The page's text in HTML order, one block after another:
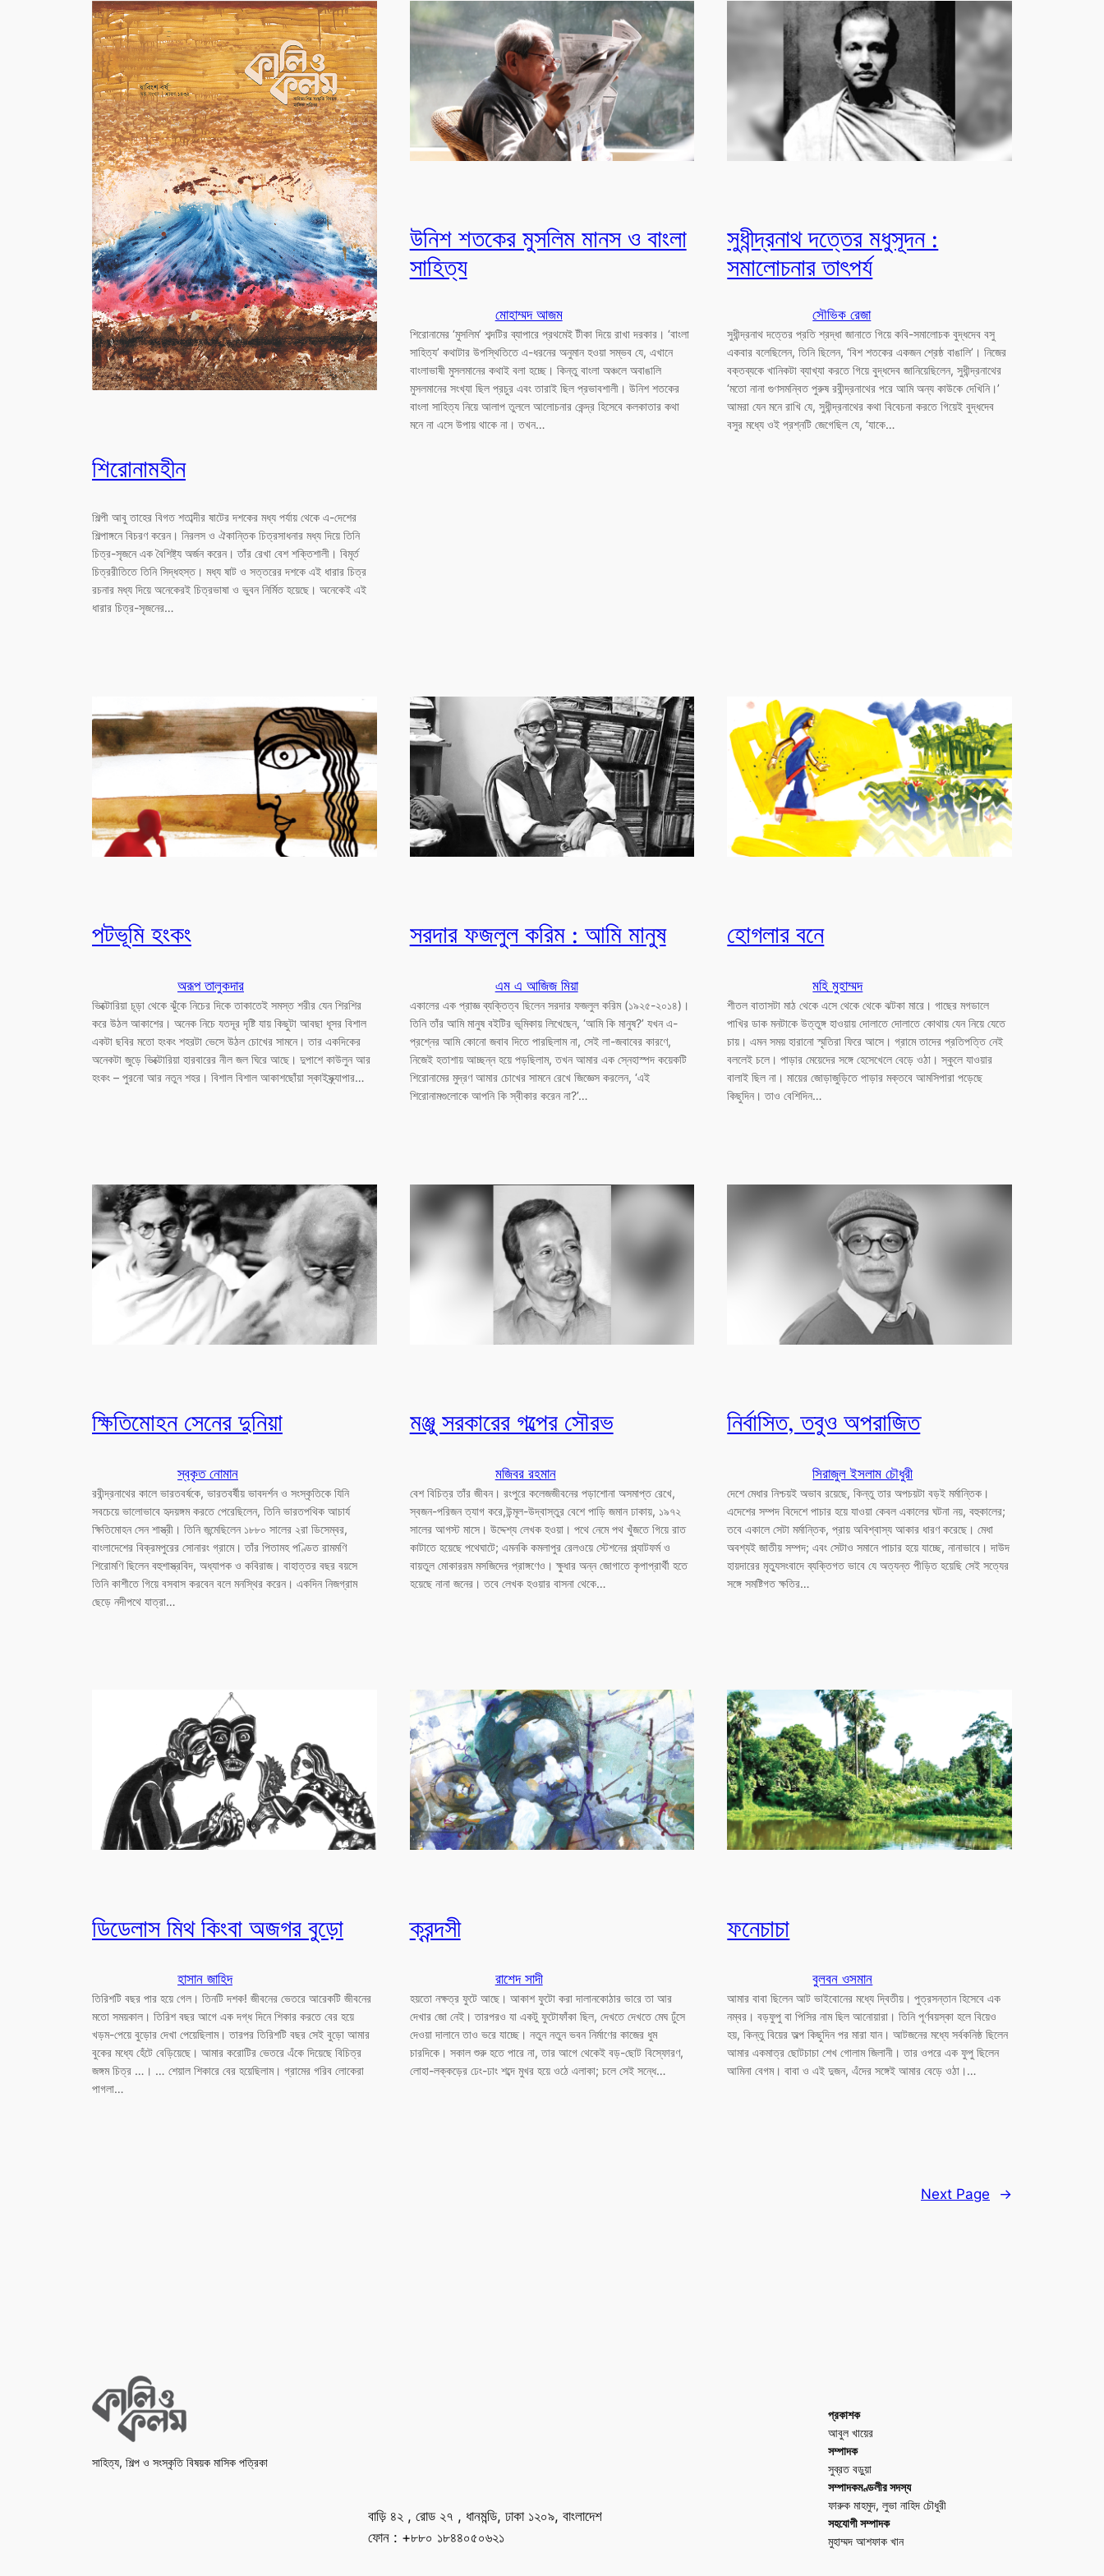
শিরোনামহীন
শিল্পী আবু তাহের বিগত শতাব্দীর ষাটের দশকের মধ্য পর্যায় থেকে এ-দেশের
শিল্পাঙ্গনে বিচরণ করেন। নিরলস ও ঐকান্তিক চিত্রসাধনার মধ্য দিয়ে তিনি
চিত্র-সৃজনে এক বৈশিষ্ট্য অর্জন করেন। তাঁর রেখা বেশ শক্তিশালী। বিমূর্ত
চিত্ররীতিতে তিনি সিদ্ধহস্ত। মধ্য ষাট ও সত্তরের দশকে এই ধারার চিত্র
রচনার মধ্য দিয়ে অনেকেরই চিত্রভাষা ও ভুবন নির্মিত হয়েছে। অনেকেই এই
ধারার চিত্র-সৃজনের…
উনিশ শতকের মুসলিম মানস ও বাংলা
সাহিত্য
মোহাম্মদ আজম
শিরোনামের ‘মুসলিম’ শব্দটির ব্যাপারে প্রথমেই টীকা দিয়ে রাখা দরকার। ‘বাংলা
সাহিত্য’ কথাটার উপস্থিতিতে এ-ধরনের অনুমান হওয়া সম্ভব যে, এখানে
বাংলাভাষী মুসলমানের কথাই বলা হচ্ছে। কিন্তু বাংলা অঞ্চলে অবাঙালি
মুসলমানের সংখ্যা ছিল প্রচুর এবং তারাই ছিল প্রভাবশালী। উনিশ শতকের
বাংলা সাহিত্য নিয়ে আলাপ তুললে আলোচনার কেন্দ্র হিসেবে কলকাতার কথা
মনে না এসে উপায় থাকে না। তখন…
সুধীন্দ্রনাথ দত্তের মধুসূদন :
সমালোচনার তাৎপর্য
সৌভিক রেজা
সুধীন্দ্রনাথ দত্তের প্রতি শ্রদ্ধা জানাতে গিয়ে কবি-সমালোচক বুদ্ধদেব বসু
একবার বলেছিলেন, তিনি ছিলেন, ‘বিশ শতকের একজন শ্রেষ্ঠ বাঙালি’। নিজের
বক্তব্যকে খানিকটা ব্যাখ্যা করতে গিয়ে বুদ্ধদেব জানিয়েছিলেন, সুধীন্দ্রনাথের
‘মতো নানা গুণসমন্বিত পুরুষ রবীন্দ্রনাথের পরে আমি অন্য কাউকে দেখিনি।’
আমরা যেন মনে রাখি যে, সুধীন্দ্রনাথের কথা বিবেচনা করতে গিয়েই বুদ্ধদেব
বসুর মধ্যে ওই প্রশ্নটি জেগেছিল যে, ‘যাকে…
পটভূমি হংকং
অরূপ তালুকদার
ভিক্টোরিয়া চূড়া থেকে ঝুঁকে নিচের দিকে তাকাতেই সমস্ত শরীর যেন শিরশির
করে উঠল আকাশের। অনেক নিচে যতদূর দৃষ্টি যায় কিছুটা আবছা ধূসর বিশাল
একটা ছবির মতো হংকং শহরটা ভেসে উঠল চোখের সামনে। তার একদিকের
অনেকটা জুড়ে ভিক্টোরিয়া হারবারের নীল জল ঘিরে আছে। দুপাশে কাউলুন আর
হংকং – পুরনো আর নতুন শহর। বিশাল বিশাল আকাশছোঁয়া স্কাইস্ক্র্যাপার…
সরদার ফজলুল করিম : আমি মানুষ
এম এ আজিজ মিয়া
একালের এক প্রাজ্ঞ ব্যক্তিত্ব ছিলেন সরদার ফজলুল করিম (১৯২৫-২০১৪)।
তিনি তাঁর আমি মানুষ বইটির ভূমিকায় লিখেছেন, ‘আমি কি মানুষ?’ যখন এ-
প্রশ্নের আমি কোনো জবাব দিতে পারছিলাম না, সেই লা-জবাবের কারণে,
নিজেই হতাশায় আচ্ছন্ন হয়ে পড়ছিলাম, তখন আমার এক স্নেহাস্পদ কয়েকটি
শিরোনামের মুদ্রণ আমার চোখের সামনে রেখে জিজ্ঞেস করলেন, ‘এই
শিরোনামগুলোকে আপনি কি স্বীকার করেন না?’…
হোগলার বনে
মহি মুহাম্মদ
শীতল বাতাসটা মাঠ থেকে এসে থেকে থেকে ঝটকা মারে। গাছের মগডালে
পাখির ডাক মনটাকে উত্তুঙ্গ হাওয়ায় দোলাতে দোলাতে কোথায় যেন নিয়ে যেতে
চায়। এমন সময় হারানো স্মৃতিরা ফিরে আসে। গ্রামে তাদের প্রতিপত্তি নেই
বললেই চলে। পাড়ার মেয়েদের সঙ্গে হেসেখেলে বেড়ে ওঠা। স্কুলে যাওয়ার
বালাই ছিল না। মায়ের জোড়াজুড়িতে পাড়ার মক্তবে আমসিপারা পড়েছে
কিছুদিন। তাও বেশিদিন…
ক্ষিতিমোহন সেনের দুনিয়া
স্বকৃত নোমান
রবীন্দ্রনাথের কালে ভারতবর্ষকে, ভারতবর্ষীয় ভাবদর্শন ও সংস্কৃতিকে যিনি
সবচেয়ে ভালোভাবে হৃদয়ঙ্গম করতে পেরেছিলেন, তিনি ভারতপথিক আচার্য
ক্ষিতিমোহন সেন শাস্ত্রী। তিনি জন্মেছিলেন ১৮৮০ সালের ২রা ডিসেম্বর,
বাংলাদেশের বিক্রমপুরের সোনারং গ্রামে। তাঁর পিতামহ পণ্ডিত রামমণি
শিরোমণি ছিলেন বহুশাস্ত্রবিদ, অধ্যাপক ও কবিরাজ। বাহাত্তর বছর বয়সে
তিনি কাশীতে গিয়ে বসবাস করবেন বলে মনস্থির করেন। একদিন নিজগ্রাম
ছেড়ে নদীপথে যাত্রা…
মঞ্জু সরকারের গল্পের সৌরভ
মজিবর রহমান
বেশ বিচিত্র তাঁর জীবন। রংপুরে কলেজজীবনের পড়াশোনা অসমাপ্ত রেখে,
স্বজন-পরিজন ত্যাগ করে,উন্মূল-উদ্বাস্তুর বেশে পাড়ি জমান ঢাকায়, ১৯৭২
সালের আগস্ট মাসে। উদ্দেশ্য লেখক হওয়া। পথে নেমে পথ খুঁজতে গিয়ে রাত
কাটাতে হয়েছে পথেঘাটে; এমনকি কমলাপুর রেলওয়ে স্টেশনের প্ল্যাটফর্ম ও
বায়তুল মোকাররম মসজিদের প্রাঙ্গণেও। ক্ষুধার অন্ন জোগাতে কৃপাপ্রার্থী হতে
হয়েছে নানা জনের। তবে লেখক হওয়ার বাসনা থেকে…
নির্বাসিত, তবুও অপরাজিত
সিরাজুল ইসলাম চৌধুরী
দেশে মেধার নিশ্চয়ই অভাব রয়েছে, কিন্তু তার অপচয়টা বড়ই মর্মান্তিক।
এদেশের সম্পদ বিদেশে পাচার হয়ে যাওয়া কেবল একালের ঘটনা নয়, বহুকালের;
তবে একালে সেটা মর্মান্তিক, প্রায় অবিশ্বাস্য আকার ধারণ করেছে। মেধা
অবশ্যই জাতীয় সম্পদ; এবং সেটাও সমানে পাচার হয়ে যাচ্ছে, নানাভাবে। দাউদ
হায়দারের মৃত্যুসংবাদে ব্যক্তিগত ভাবে যে অত্যন্ত পীড়িত হয়েছি সেই সত্যের
সঙ্গে সমষ্টিগত ক্ষতির…
ডিডেলাস মিথ কিংবা অজগর বুড়ো
হাসান জাহিদ
তিরিশটি বছর পার হয়ে গেল। তিনটি দশক! জীবনের ভেতরে আরেকটি জীবনের
মতো সময়কাল। তিরিশ বছর আগে এক দগ্ধ দিনে শিকার করতে বের হয়ে
খড়ম-পেয়ে বুড়োর দেখা পেয়েছিলাম। তারপর তিরিশটি বছর সেই বুড়ো আমার
বুকের মধ্যে হেঁটে বেড়িয়েছে। আমার করোটির ভেতরে এঁকে দিয়েছে বিচিত্র
জঙ্গম চিত্র …। … শেয়াল শিকারে বের হয়েছিলাম। গ্রামের গরিব লোকেরা
পাগলা…
ক্রন্দসী
রাশেদ সাদী
হয়তো নক্ষত্র ফুটে আছে। আকাশ ফুটো করা দালানকোঠার ভারে তা আর
দেখার জো নেই। তারপরও যা একটু ফুটোফাঁকা ছিল, দেখতে দেখতে মেঘ ঢুঁসে
দেওয়া দালানে তাও ভরে যাচ্ছে। নতুন নতুন ভবন নির্মাণের কাজের ধুম
চারদিকে। সকাল শুরু হতে পারে না, তার আগে থেকেই বড়-ছোট বিস্ফোরণ,
লোহা-লক্কড়ের ঢেং-ঢাং শব্দে মুখর হয়ে ওঠে এলাকা; চলে সেই সন্ধে…
ফনেচাচা
বুলবন ওসমান
আমার বাবা ছিলেন আট ভাইবোনের মধ্যে দ্বিতীয়। পুত্রসন্তান হিসেবে এক
নম্বর। বড়ফুপু বা পিসির নাম ছিল আনোয়ারা। তিনি পূর্ণবয়স্কা হলে বিয়েও
হয়, কিন্তু বিয়ের অল্প কিছুদিন পর মারা যান। আটজনের মধ্যে সর্বকনিষ্ঠ ছিলেন
আমার একমাত্র ছোটচাচা শেখ গোলাম জিলানী। তার ওপরে এক ফুপু ছিলেন
আমিনা বেগম। বাবা ও এই দুজন, এঁদের সঙ্গেই আমার বেড়ে ওঠা।…
Next Page →
সাহিত্য, শিল্প ও সংস্কৃতি বিষয়ক মাসিক পত্রিকা
বাড়ি ৪২ , রোড ২৭ , ধানমন্ডি, ঢাকা ১২০৯, বাংলাদেশ
ফোন : +৮৮০ ১৮৪৪০৫০৬২১
প্রকাশক
আবুল খায়ের
সম্পাদক
সুব্রত বড়ুয়া
সম্পাদকমণ্ডলীর সদস্য
ফারুক মাহমুদ, লুভা নাহিদ চৌধুরী
সহযোগী সম্পাদক
মুহাম্মদ আশফাক খান